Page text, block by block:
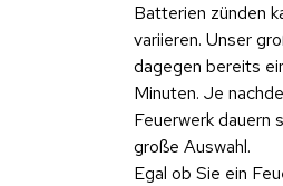
Batterien zünden
variieren. Unser
dagegen bereits
Minuten. Je
Feuerwerk dauern
große Auswahl.
Egal ob Sie ein